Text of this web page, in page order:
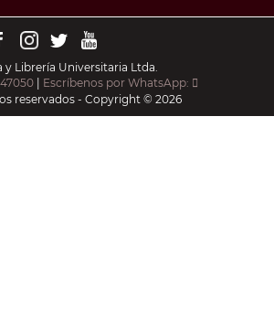
y Librería Universitaria Ltda.
Escríbenos por WhatsApp:
reservados - Copyright © 2026